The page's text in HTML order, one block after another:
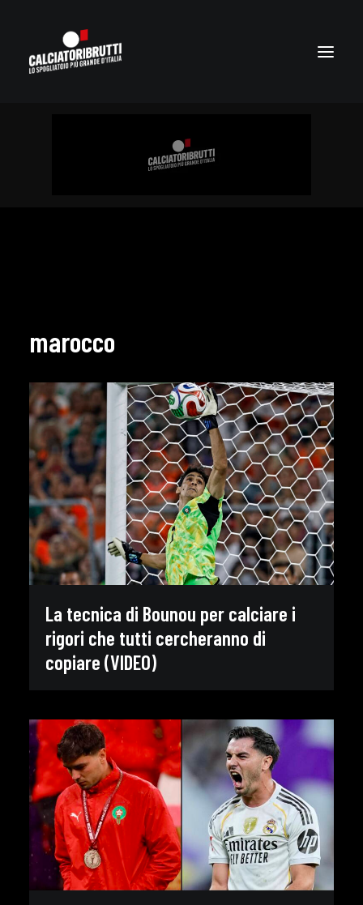
marocco
La tecnica di Bounou per calciare i
rigori che tutti cercheranno di
copiare (VIDEO)